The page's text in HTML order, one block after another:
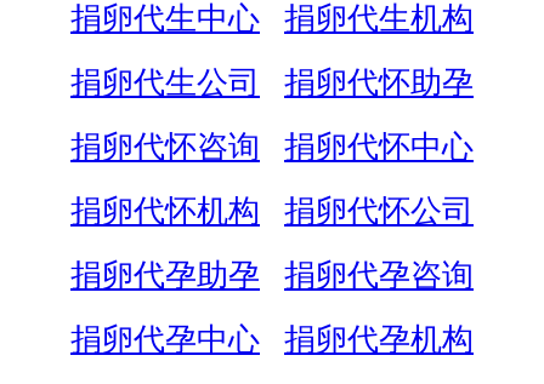
捐卵代生中心
捐卵代生机构
捐卵代生公司
捐卵代怀助孕
捐卵代怀咨询
捐卵代怀中心
捐卵代怀机构
捐卵代怀公司
捐卵代孕助孕
捐卵代孕咨询
捐卵代孕中心
捐卵代孕机构